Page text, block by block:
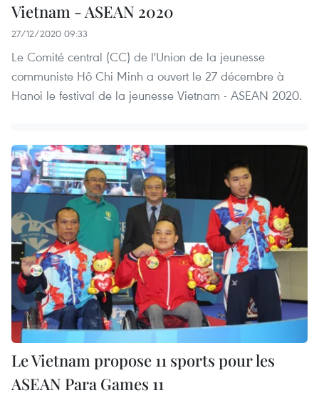
Vietnam - ASEAN 2020
27/12/2020 09:33
Le Comité central (CC) de l'Union de la jeunesse
communiste Hô Chi Minh a ouvert le 27 décembre à
Hanoi le festival de la jeunesse Vietnam - ASEAN 2020.
Le Vietnam propose 11 sports pour les
ASEAN Para Games 11